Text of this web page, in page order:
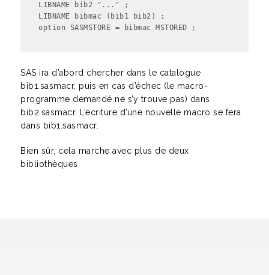
LIBNAME bib2 "..." ;
LIBNAME bibmac (bib1 bib2) ;
option SASMSTORE = bibmac MSTORED ;
SAS ira d’abord chercher dans le catalogue
bib1.sasmacr, puis en cas d’échec (le macro-
programme demandé ne s’y trouve pas) dans
bib2.sasmacr. L’écriture d’une nouvelle macro se fera
dans bib1.sasmacr.
Bien sûr, cela marche avec plus de deux
bibliothèques.